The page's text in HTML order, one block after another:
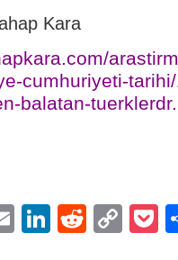
Kara
cumhuriyeti-
balatan-
EmailLinkedIn
Reddit